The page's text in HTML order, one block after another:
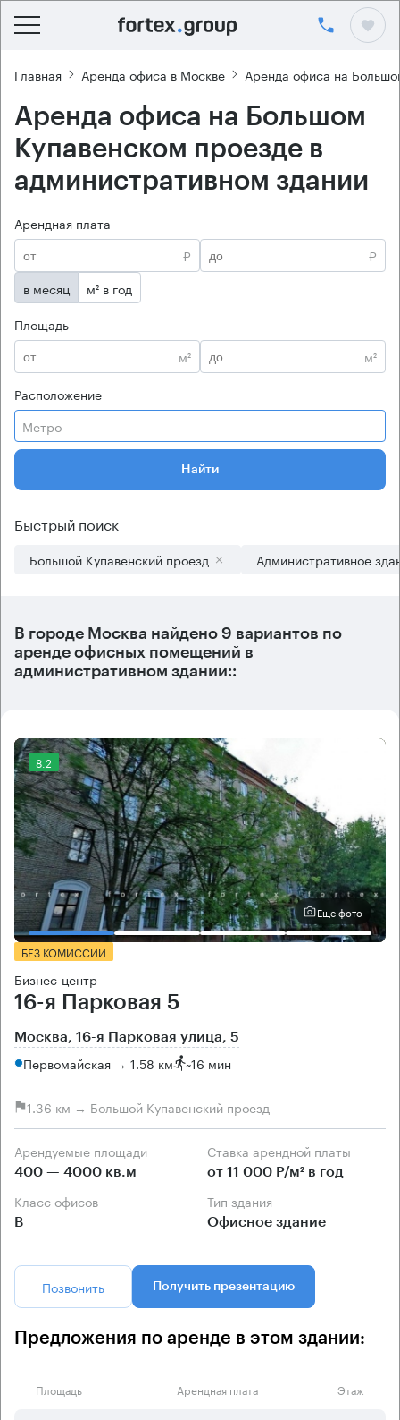
Главная Аренда офиса в Москве Аренда офиса на
Аренда офиса на Большом
Купавенском проезде в
административном здании
Арендная плата
₽
₽
в месяц
м² в год
Площадь
м²
м²
Расположение
Метро
Найти
Быстрый поиск
Большой Купавенский проезд Административное
В городе Москва найдено 9 вариантов по
аренде офисных помещений в
административном здании::
8.2
Еще фото
БЕЗ КОМИССИИ
Бизнес-центр
16-я Парковая 5
Москва, 16-я Парковая улица, 5
Первомайская → 1.58 км ~16 мин
1.36 км → Большой Купавенский проезд
Арендуемые площади
400 — 4000 кв.м
Ставка арендной платы
от 11 000 Р/м² в год
Класс офисов
B
Тип здания
Офисное здание
Позвонить Получить презентацию
Предложения по аренде в этом здании:
Площадь Арендная плата Этаж